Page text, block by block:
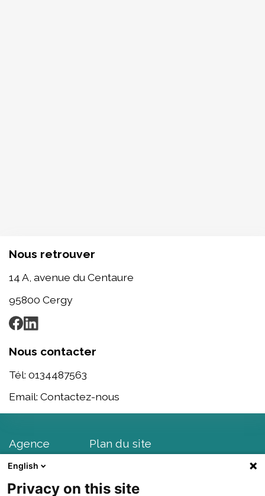
Agence
Projets
Produits
Plan du site
Lexique d'internet
Nous contacter
Tél: 0134487563
Email: Contactez-nous
Nous retrouver
14 A, avenue du Centaure
95800 Cergy
English
Privacy on this site